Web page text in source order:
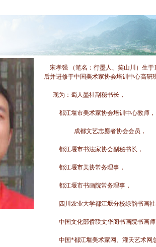
宋孝强 （笔名：行墨人、笑山川）
后并进修于中国美术家协会培训中心高研
现为：蜀人墨社副秘书长，
都江堰市美术家协会培训中心教师，
成都文艺志愿者协会会员，
都江堰市书法家协会副秘书长，
都江堰市美协常务理事，
都江堰市书画院常务理事，
四川农业大学都江堰分校绿韵书画社
中国文化部侨联文华阁书画院书画师
中国*都江堰美术家网、灌天艺术网